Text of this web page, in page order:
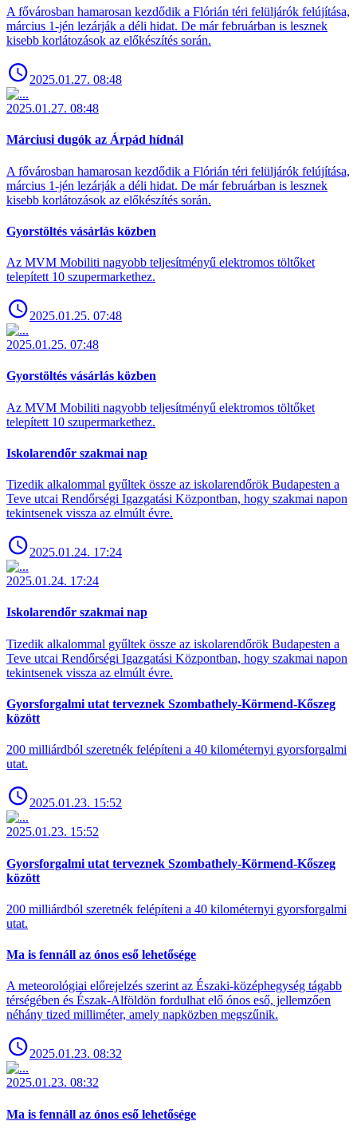
A fővárosban hamarosan kezdődik a Flórián téri felüljárók felújítása,
március 1-jén lezárják a déli hidat. De már februárban is lesznek
kisebb korlátozások az előkészítés során.
2025.01.27. 08:48
2025.01.27. 08:48
Márciusi dugók az Árpád hídnál
A fővárosban hamarosan kezdődik a Flórián téri felüljárók felújítása,
március 1-jén lezárják a déli hidat. De már februárban is lesznek
kisebb korlátozások az előkészítés során.
Gyorstöltés vásárlás közben
Az MVM Mobiliti nagyobb teljesítményű elektromos töltőket
telepített 10 szupermarkethez.
2025.01.25. 07:48
2025.01.25. 07:48
Gyorstöltés vásárlás közben
Az MVM Mobiliti nagyobb teljesítményű elektromos töltőket
telepített 10 szupermarkethez.
Iskolarendőr szakmai nap
Tizedik alkalommal gyűltek össze az iskolarendőrök Budapesten a
Teve utcai Rendőrségi Igazgatási Központban, hogy szakmai napon
tekintsenek vissza az elmúlt évre.
2025.01.24. 17:24
2025.01.24. 17:24
Iskolarendőr szakmai nap
Tizedik alkalommal gyűltek össze az iskolarendőrök Budapesten a
Teve utcai Rendőrségi Igazgatási Központban, hogy szakmai napon
tekintsenek vissza az elmúlt évre.
Gyorsforgalmi utat terveznek Szombathely-Körmend-Kőszeg
között
200 milliárdból szeretnék felépíteni a 40 kilométernyi gyorsforgalmi
utat.
2025.01.23. 15:52
2025.01.23. 15:52
Gyorsforgalmi utat terveznek Szombathely-Körmend-Kőszeg
között
200 milliárdból szeretnék felépíteni a 40 kilométernyi gyorsforgalmi
utat.
Ma is fennáll az ónos eső lehetősége
A meteorológiai előrejelzés szerint az Északi-középhegység tágabb
térségében és Észak-Alföldön fordulhat elő ónos eső, jellemzően
néhány tized milliméter, amely napközben megszűnik.
2025.01.23. 08:32
2025.01.23. 08:32
Ma is fennáll az ónos eső lehetősége